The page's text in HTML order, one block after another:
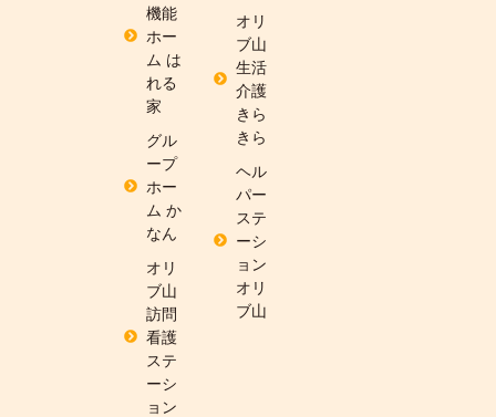
機能
ホー
ム は
れる
家
グル
ープ
ホー
ム か
なん
オリ
ブ山
訪問
看護
ステ
ーシ
ョン
オリ
ブ山
生活
介護
きら
きら
ヘル
パー
ステ
ーシ
ョン
オリ
ブ山